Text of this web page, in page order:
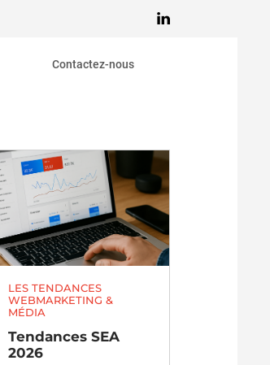
Contactez-nous
LES TENDANCES
WEBMARKETING &
MÉDIA
Tendances SEA
2026